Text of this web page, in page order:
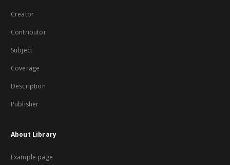
Creator
Contributor
Subject
Coverage
Description
Publisher
About Library
Example page